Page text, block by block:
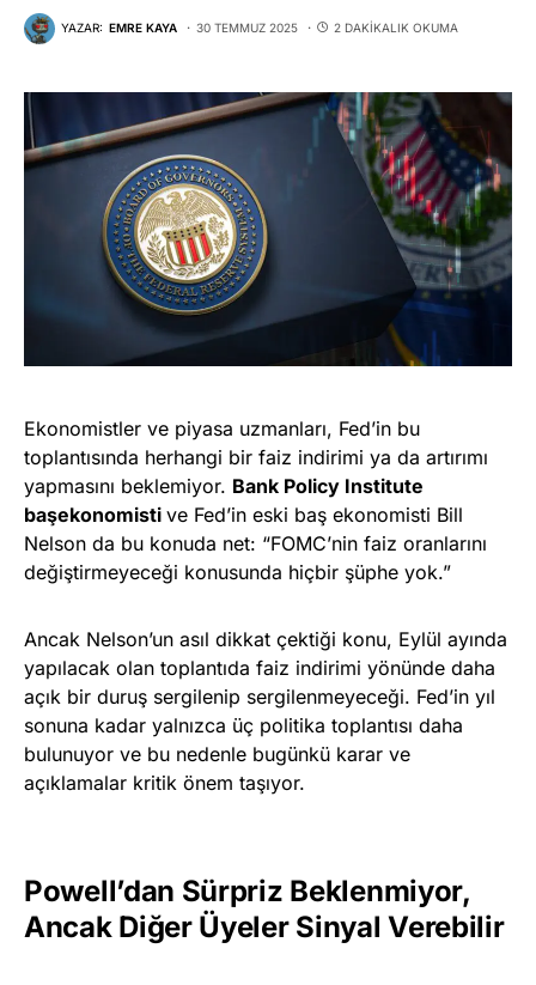
YAZAR: EMRE KAYA 30 TEMMUZ 2025 2 DAKIKALIK OKUMA
Ekonomistler ve piyasa uzmanları, Fed’in bu
toplantısında herhangi bir faiz indirimi ya da artırımı
yapmasını beklemiyor. Bank Policy Institute
başekonomisti ve Fed’in eski baş ekonomisti Bill
Nelson da bu konuda net: “FOMC’nin faiz oranlarını
değiştirmeyeceği konusunda hiçbir şüphe yok.”
Ancak Nelson’un asıl dikkat çektiği konu, Eylül ayında
yapılacak olan toplantıda faiz indirimi yönünde daha
açık bir duruş sergilenip sergilenmeyeceği. Fed’in yıl
sonuna kadar yalnızca üç politika toplantısı daha
bulunuyor ve bu nedenle bugünkü karar ve
açıklamalar kritik önem taşıyor.
Powell’dan Sürpriz Beklenmiyor,
Ancak Diğer Üyeler Sinyal Verebilir